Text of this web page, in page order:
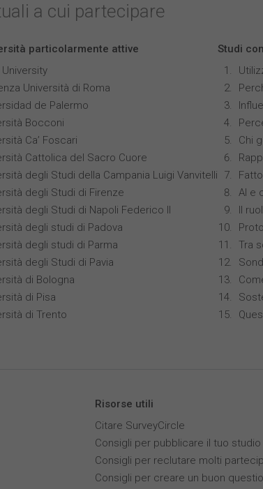
a cui partecipare
particolarmente attive
University
Università di Roma
de Palermo
Bocconi
Ca’ Foscari
Cattolica del Sacro Cuore
degli Studi della Campania Luigi Vanvitelli
degli Studi di Firenze
degli Studi di Napoli Federico II
degli studi di Padova
degli studi di Parma
degli Studi di Pavia
di Bologna
di Pisa
di Trento
Studi
Chi
AI e
Il
Tra
Risorse utili
Citare SurveyCircle
Consigli per pubblicare il tuo studio
Consigli per reclutare molti
Consigli per creare un buon